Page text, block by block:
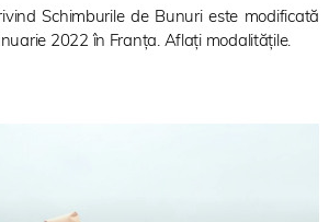
Schimburile de Bunuri este modificată
2022 în Franța. Aflați modalitățile.